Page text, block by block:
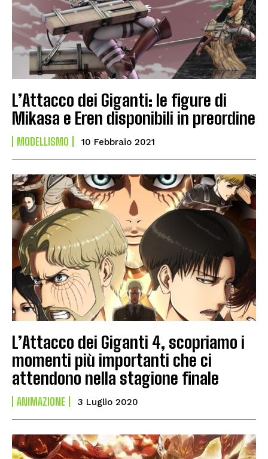
L’Attacco dei Giganti: le figure di
Mikasa e Eren disponibili in preordine
MODELLISMO 10 Febbraio 2021
L’Attacco dei Giganti 4, scopriamo i
momenti più importanti che ci
attendono nella stagione finale
ANIMAZIONE 3 Luglio 2020